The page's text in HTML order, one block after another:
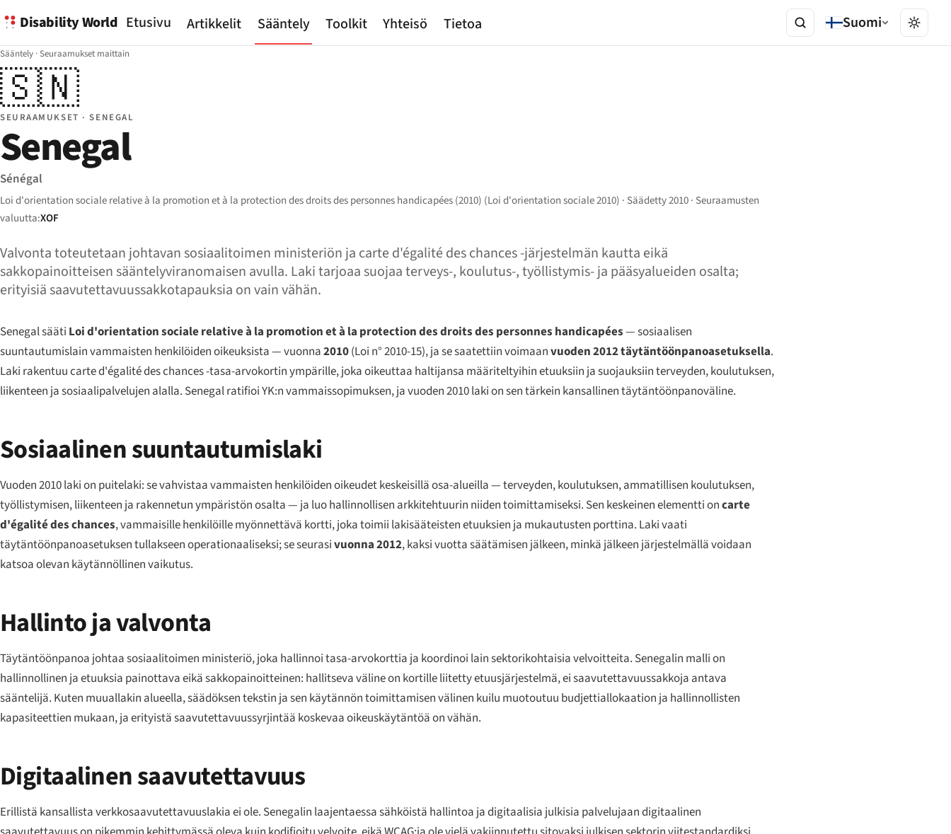
Disability World Etusivu Artikkelit Sääntely Toolkit Yhteisö Tietoa Suomi
Sääntely ·Seuraamukset maittain
🇸🇳
SEURAAMUKSET · SENEGAL
Senegal
Sénégal
Loi d'orientation sociale relative à la promotion et à la protection des droits des personnes handicapées (2010) (Loi d'orientation sociale 2010) · Säädetty 2010 · Seuraamusten
valuutta:XOF
Valvonta toteutetaan johtavan sosiaalitoimen ministeriön ja carte d'égalité des chances -järjestelmän kautta eikä
sakkopainoitteisen sääntelyviranomaisen avulla. Laki tarjoaa suojaa terveys-, koulutus-, työllistymis- ja pääsyalueiden osalta;
erityisiä saavutettavuussakkotapauksia on vain vähän.
Senegal sääti Loi d'orientation sociale relative à la promotion et à la protection des droits des personnes handicapées— sosiaalisen
suuntautumislain vammaisten henkilöiden oikeuksista — vuonna2010(Loi n° 2010-15), ja se saatettiin voimaanvuoden 2012 täytäntöönpanoasetuksella.
Laki rakentuucarte d'égalité des chances-tasa-arvokortin ympärille, joka oikeuttaa haltijansa määriteltyihin etuuksiin ja suojauksiin terveyden, koulutuksen,
liikenteen ja sosiaalipalvelujen alalla. Senegal ratifioi YK:n vammaissopimuksen, ja vuoden 2010 laki on sen tärkein kansallinen täytäntöönpanoväline.
Sosiaalinen suuntautumislaki
Vuoden 2010 laki on puitelaki: se vahvistaa vammaisten henkilöiden oikeudet keskeisillä osa-alueilla — terveyden, koulutuksen, ammatillisen koulutuksen,
työllistymisen, liikenteen ja rakennetun ympäristön osalta — ja luo hallinnollisen arkkitehtuurin niiden toimittamiseksi. Sen keskeinen elementti oncarte
d'égalité des chances, vammaisille henkilöille myönnettävä kortti, joka toimii lakisääteisten etuuksien ja mukautusten porttina. Laki vaati
täytäntöönpanoasetuksen tullakseen operationaaliseksi; se seurasivuonna 2012, kaksi vuotta säätämisen jälkeen, minkä jälkeen järjestelmällä voidaan
katsoa olevan käytännöllinen vaikutus.
Hallinto ja valvonta
Täytäntöönpanoa johtaa sosiaalitoimen ministeriö, joka hallinnoi tasa-arvokorttia ja koordinoi lain sektorikohtaisia velvoitteita. Senegalin malli on
hallinnollinen ja etuuksia painottava eikä sakkopainoitteinen: hallitseva väline on kortille liitetty etuusjärjestelmä, ei saavutettavuussakkoja antava
sääntelijä. Kuten muuallakin alueella, säädöksen tekstin ja sen käytännön toimittamisen välinen kuilu muotoutuu budjettiallokaation ja hallinnollisten
kapasiteettien mukaan, ja erityistä saavutettavuussyrjintää koskevaa oikeuskäytäntöä on vähän.
Digitaalinen saavutettavuus
Erillistä kansallista verkkosaavutettavuuslakia ei ole. Senegalin laajentaessa sähköistä hallintoa ja digitaalisia julkisia palvelujaan digitaalinen